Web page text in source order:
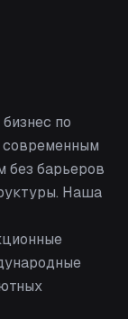
по
современным
без барьеров
Наша